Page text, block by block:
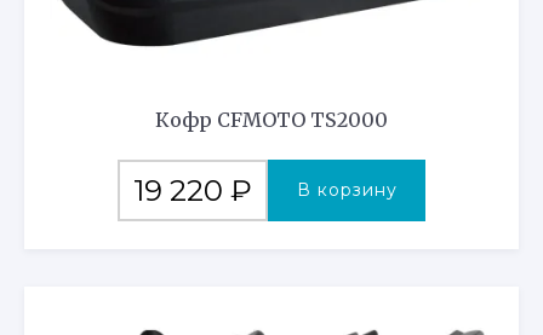
Кофр CFMOTO TS2000
19 220 ₽ В корзину